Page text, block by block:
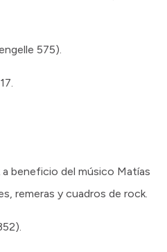
575).
beneficio del músico Matías
remeras y cuadros de rock.